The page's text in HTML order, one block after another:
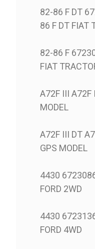
82-86 F DT
86 F DT FIAT
82-86 F
FIAT
A72F III A72F
MODEL
A72F III DT
GPS MODEL
4430
FORD 2WD
4430
FORD 4WD